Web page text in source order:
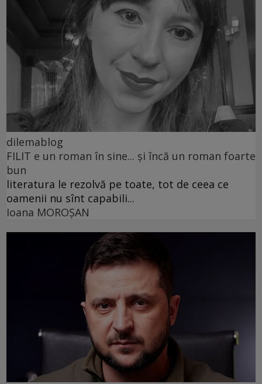
dilemablog
FILIT e un roman în sine... și încă un roman foarte
bun
literatura le rezolvă pe toate, tot de ceea ce
oamenii nu sînt capabili...
Ioana MOROȘAN